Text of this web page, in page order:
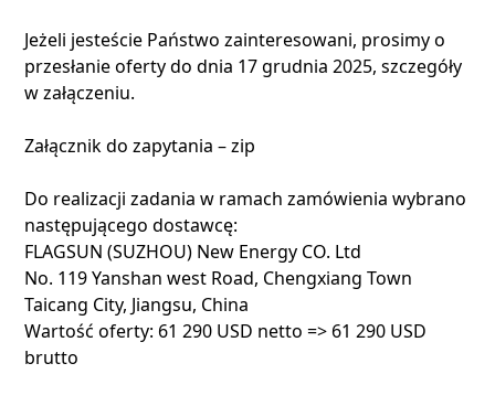
Jeżeli jesteście Państwo zainteresowani, prosimy o
przesłanie oferty do dnia 17 grudnia 2025, szczegóły
w załączeniu.
Załącznik do zapytania – zip
Do realizacji zadania w ramach zamówienia wybrano
następującego dostawcę:
FLAGSUN (SUZHOU) New Energy CO. Ltd
No. 119 Yanshan west Road, Chengxiang Town
Taicang City, Jiangsu, China
Wartość oferty: 61 290 USD netto => 61 290 USD
brutto